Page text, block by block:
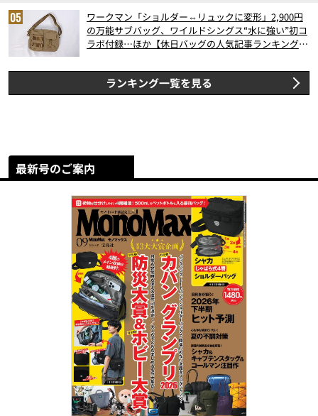
ワークマン「ショルダー⇔リュックに変形」2,900円
の万能サブバッグ、ワイルドシングス“水に強い”初コ
ラボ付録…ほか【休日バッグの人気記事ランキングベ
ランキング一覧を見る
最新号のご案内